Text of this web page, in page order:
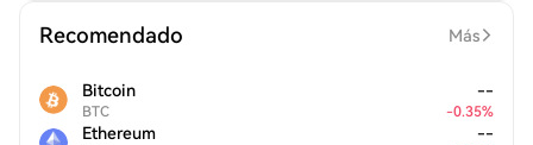
Recomendado Más
Bitcoin
BTC
--
-0.35%
Ethereum --